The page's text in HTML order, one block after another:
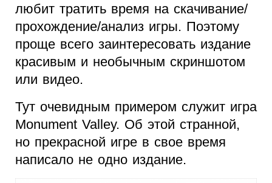
любит тратить время на скачивание/
прохождение/анализ игры. Поэтому
проще всего заинтересовать издание
красивым и необычным скриншотом
или видео.
Тут очевидным примером служит игра
Monument Valley. Об этой странной,
но прекрасной игре в свое время
написало не одно издание.